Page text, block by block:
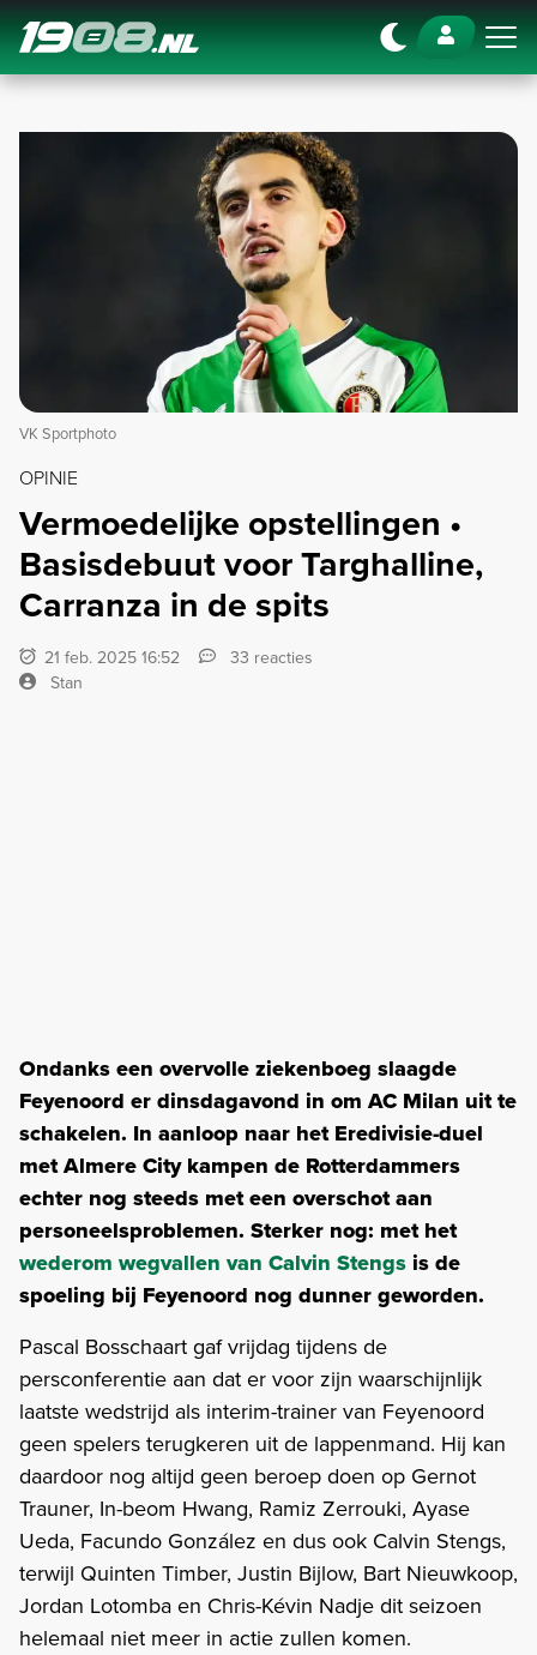
Navigation
VK Sportphoto
OPINIE
Vermoedelijke opstellingen •
Basisdebuut voor Targhalline,
Carranza in de spits
21 feb. 2025 16:52
33 reacties
Stan
Ondanks een overvolle ziekenboeg slaagde
Feyenoord er dinsdagavond in om AC Milan uit te
schakelen. In aanloop naar het Eredivisie-duel
met Almere City kampen de Rotterdammers
echter nog steeds met een overschot aan
personeelsproblemen. Sterker nog: met het
wederom wegvallen van Calvin Stengsis de
spoeling bij Feyenoord nog dunner geworden.
Pascal Bosschaart gaf vrijdag tijdens de
persconferentie aan dat er voor zijn waarschijnlijk
laatste wedstrijd als interim-trainer van Feyenoord
geen spelers terugkeren uit de lappenmand. Hij kan
daardoor nog altijd geen beroep doen op Gernot
Trauner, In-beom Hwang, Ramiz Zerrouki, Ayase
Ueda, Facundo González en dus ook Calvin Stengs,
terwijl Quinten Timber, Justin Bijlow, Bart Nieuwkoop,
Jordan Lotomba en Chris-Kévin Nadje dit seizoen
helemaal niet meer in actie zullen komen.